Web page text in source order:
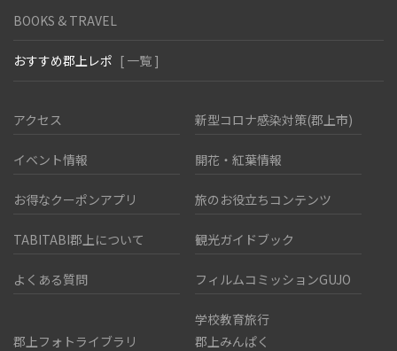
BOOKS & TRAVEL
おすすめ郡上レポ [ 一覧 ]
アクセス 新型コロナ感染対策(郡上市)
イベント情報 開花・紅葉情報
お得なクーポンアプリ 旅のお役立ちコンテンツ
TABITABI郡上について 観光ガイドブック
よくある質問 フィルムコミッションGUJO
郡上フォトライブラリ
学校教育旅行
郡上みんぱく